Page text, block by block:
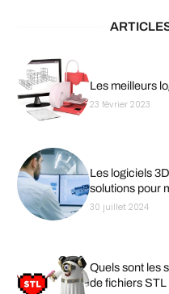
Les meilleurs
23 février 2023
Les logiciels
solutions pour
30 juillet 2024
Quels sont les
de fichiers STL